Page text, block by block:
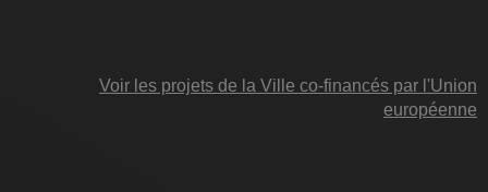
Voir les projets de la Ville co-financés par l'Union
européenne